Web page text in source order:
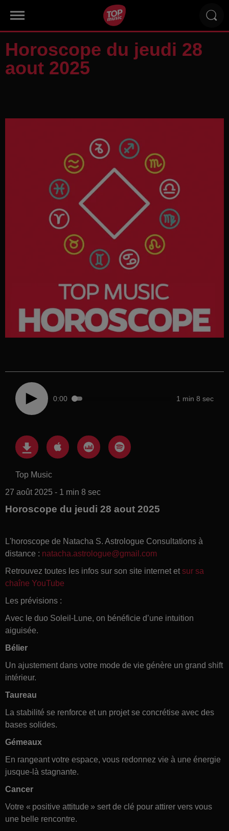
Horoscope du jeudi 28
aout 2025
0:00 1 min 8 sec
Top Music
27 août 2025 - 1 min 8 sec
Horoscope du jeudi 28 aout 2025
L'horoscope de Natacha S. Astrologue Consultations à
distance : natacha.astrologue@gmail.com
Retrouvez toutes les infos sur son site internet et sur sa
chaîne YouTube
Les prévisions :
Avec le duo Soleil-Lune, on bénéficie d’une intuition
aiguisée.
Bélier
Un ajustement dans votre mode de vie génère un grand shift
intérieur.
Taureau
La stabilité se renforce et un projet se concrétise avec des
bases solides.
Gémeaux
En rangeant votre espace, vous redonnez vie à une énergie
jusque-là stagnante.
Cancer
Votre « positive attitude » sert de clé pour attirer vers vous
une belle rencontre.